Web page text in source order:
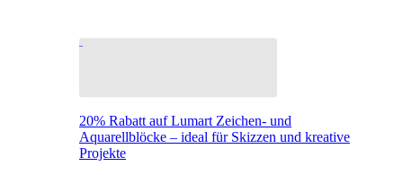
20% Rabatt auf Lumart Zeichen- und
Aquarellblöcke – ideal für Skizzen und kreative
Projekte